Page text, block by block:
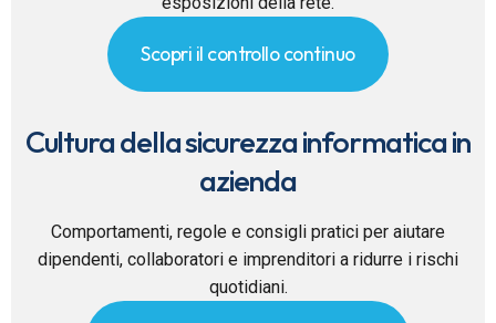
Scopri il controllo continuo
Cultura della sicurezza informatica in
azienda
Comportamenti, regole e consigli pratici per aiutare
dipendenti, collaboratori e imprenditori a ridurre i rischi
quotidiani.